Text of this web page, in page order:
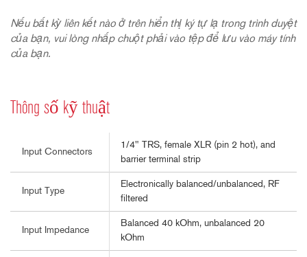
Nếu bất kỳ liên kết nào ở trên hiển thị ký tự lạ trong trình duyệt
của bạn, vui lòng nhấp chuột phải vào tệp để lưu vào máy tính
của bạn.
Thông số kỹ thuật
Input Connectors
1/4" TRS, female XLR (pin 2 hot), and
barrier terminal strip
Input Type
Electronically balanced/unbalanced, RF
filtered
Input Impedance
Balanced 40 kOhm, unbalanced 20
kOhm